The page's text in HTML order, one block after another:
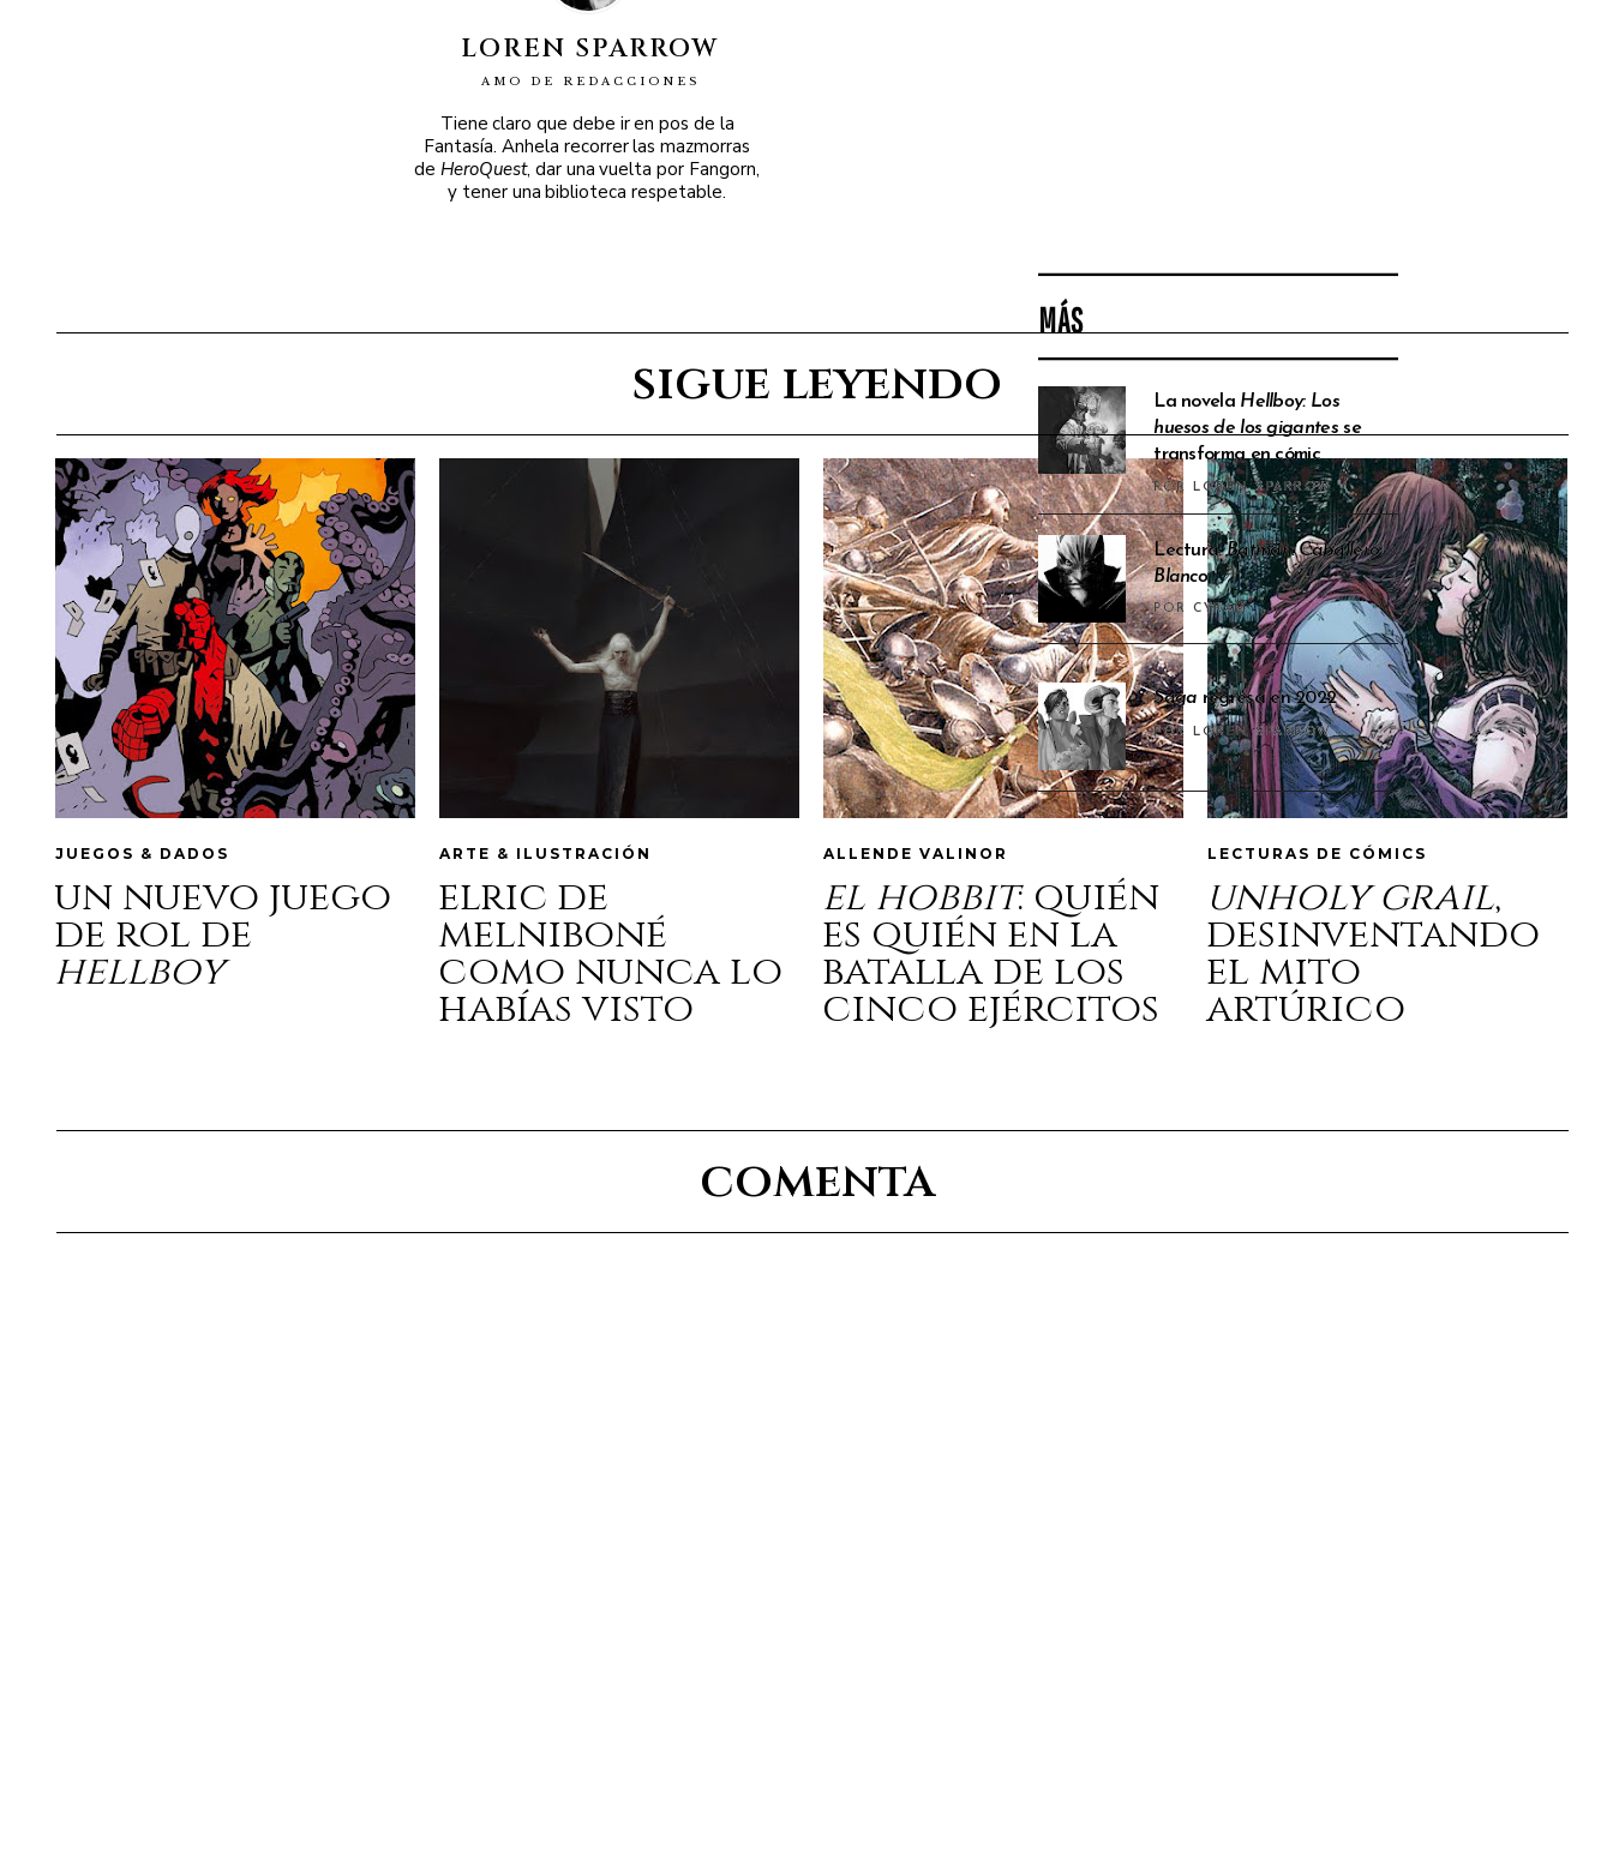
MÁS
La novela Hellboy: Los
huesos de los gigantesse
transforma en cómic
POR LOREN SPARROW
Lectura:Batman: Caballero
Blanco
POR CYRAM
Saga regresa en 2022
POR LOREN SPARROW
LOREN SPARROW
AMO DE REDACCIONES
Tiene claro que debe ir en pos de la
Fantasía. Anhela recorrer las mazmorras
de HeroQuest, dar una vuelta por Fangorn,
y tener una biblioteca respetable.
sigue leyendo
JUEGOS & DADOS
un nuevo juego
de rol de
hellboy
ARTE & ILUSTRACIÓN
elric de
melniboné
como nunca lo
habías visto
ALLENDE VALINOR
el hobbit: quién
es quién en la
batalla de los
cinco ejércitos
LECTURAS DE CÓMICS
unholy grail,
desinventando
el mito
artúrico
comenta